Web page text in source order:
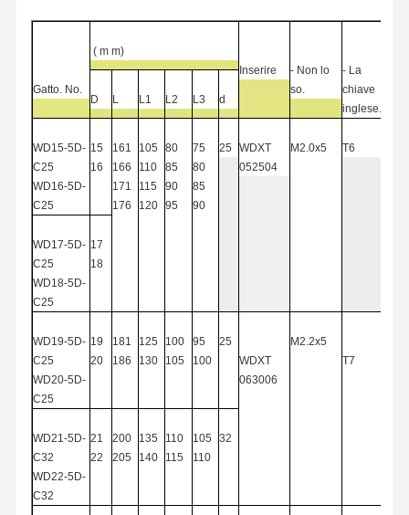
perforazione a carburo massiccio
Punte per foratura profonda
Perforazione BTA
Perforazioni a punta intercambiabili
frese a candela quadre
Radio di angolo Fermini di fine
mulini di estremità del naso della palla
Fabbricazione a fini di acciaio inossidabile
Fabbricazione a fini di alluminio
Una bella testa noiosa
La testa noiosa
Gatto. No.
( m m)
Inserire
- Non lo
so.
- La
chiave
inglese.
D L L1 L2 L3 d
WD15-5D-
C25
WD16-5D-
C25
15
16
161
166
171
176
105
110
115
120
80
85
90
95
75
80
85
90
25
WDXT
052504
M2.0x5 T6
WD17-5D-
C25
WD18-5D-
C25
17
18
WD19-5D-
C25
WD20-5D-
C25
19
20
181
186
125
130
100
105
95
100
25
WDXT
063006
M2.2x5
T7
WD21-5D-
C32
WD22-5D-
C32
21
22
200
205
135
140
110
115
105
110
32